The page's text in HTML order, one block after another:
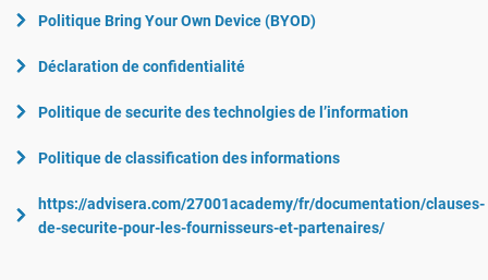
Politique Bring Your Own Device (BYOD)
Déclaration de confidentialité
Politique de securite des technolgies de l’information
Politique de classification des informations
https://advisera.com/27001academy/fr/documentation/clauses-
de-securite-pour-les-fournisseurs-et-partenaires/